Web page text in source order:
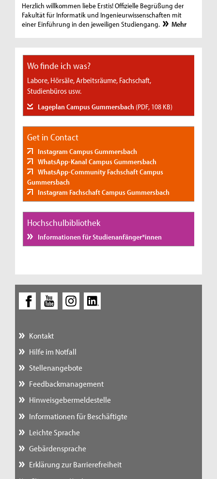
Herzlich willkommen liebe Erstis! Offizielle Begrüßung der
Fakultät für Informatik und Ingenieurwissenschaften mit
einer Einführung in den jeweiligen Studiengang.
Mehr
Wo finde ich was?
Labore, Hörsäle, Arbeitsräume, Fachschaft,
Studienbüros usw.
Lageplan Campus Gummersbach (PDF, 108 KB)
Get in Contact
Instagram Campus Gummersbach
WhatsApp-Kanal Campus Gummersbach
WhatsApp-Community Fachschaft Campus
Gummersbach
Instagram Fachschaft Campus Gummersbach
Hochschulbibliothek
Informationen für Studienanfänger*innen
Kontakt
Hilfe im Notfall
Stellenangebote
Feedbackmanagement
Hinweisgebermeldestelle
Informationen für Beschäftigte
Leichte Sprache
Gebärdensprache
Erklärung zur Barrierefreiheit